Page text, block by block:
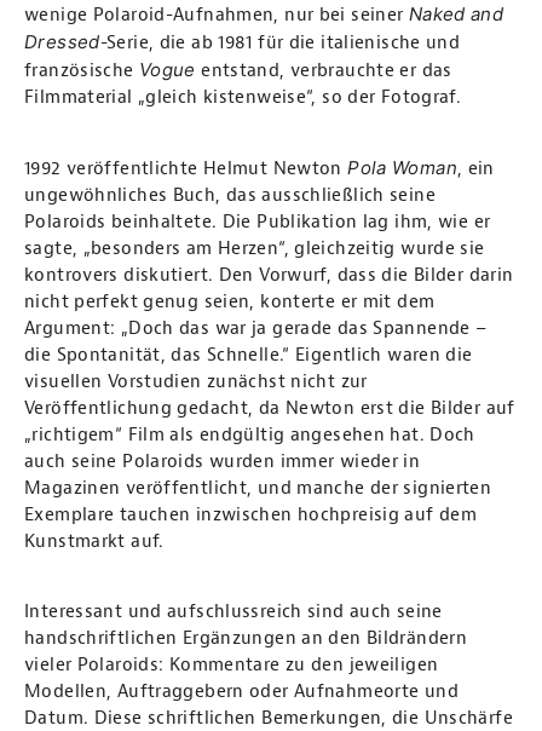
wenige Polaroid-Aufnahmen, nur bei seiner Naked and
Dressed-Serie, die ab 1981 für die italienische und
französische Vogue entstand, verbrauchte er das
Filmmaterial „gleich kistenweise“, so der Fotograf.
1992 veröffentlichte Helmut NewtonPola Woman, ein
ungewöhnliches Buch, das ausschließlich seine
Polaroids beinhaltete. Die Publikation lag ihm, wie er
sagte, „besonders am Herzen“, gleichzeitig wurde sie
kontrovers diskutiert. Den Vorwurf, dass die Bilder darin
nicht perfekt genug seien, konterte er mit dem
Argument: „Doch das war ja gerade das Spannende –
die Spontanität, das Schnelle.“ Eigentlich waren die
visuellen Vorstudien zunächst nicht zur
Veröffentlichung gedacht, da Newton erst die Bilder auf
„richtigem“ Film als endgültig angesehen hat. Doch
auch seine Polaroids wurden immer wieder in
Magazinen veröffentlicht, und manche der signierten
Exemplare tauchen inzwischen hochpreisig auf dem
Kunstmarkt auf.
Interessant und aufschlussreich sind auch seine
handschriftlichen Ergänzungen an den Bildrändern
vieler Polaroids: Kommentare zu den jeweiligen
Modellen, Auftraggebern oder Aufnahmeorte und
Datum. Diese schriftlichen Bemerkungen, die Unschärfe